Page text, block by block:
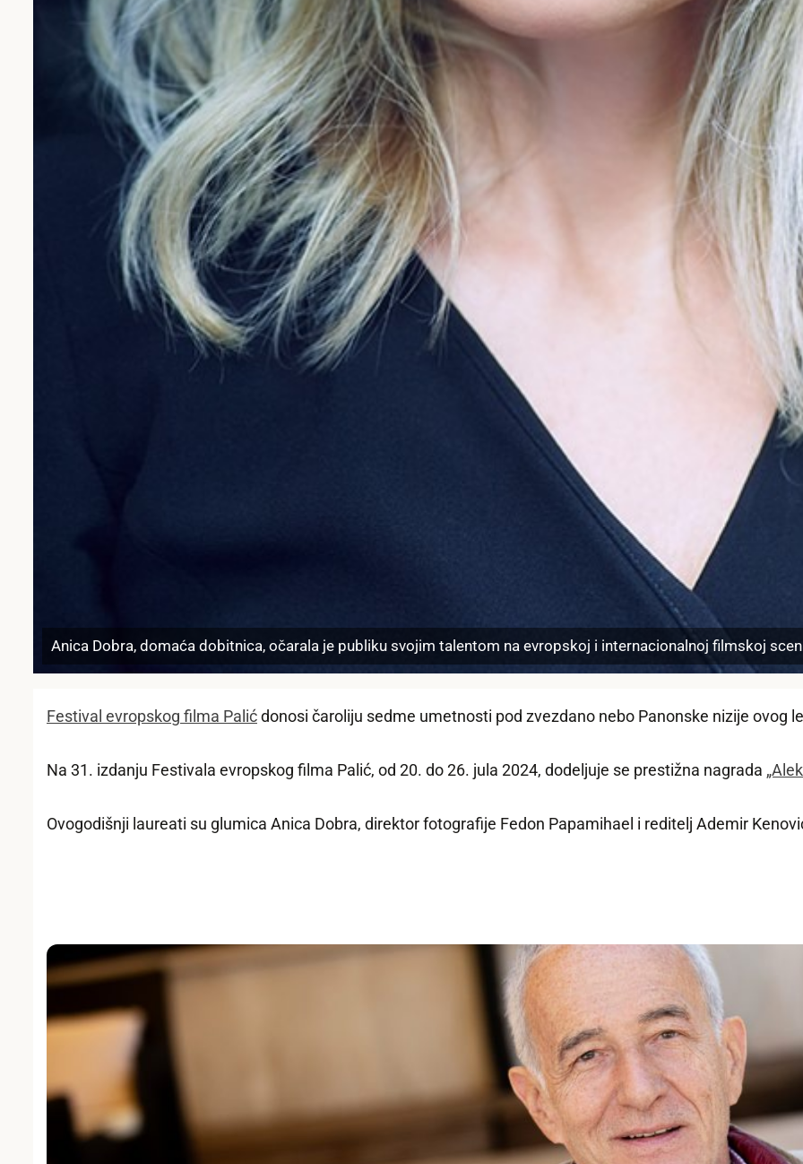
Anica Dobra, domaća dobitnica, očarala je publiku svojim talentom na evropskoj i internacionalnoj filmskoj
Festival evropskog filma Palić donosi čaroliju sedme umetnosti pod zvezdano nebo Panonske nizije ovog
Na 31. izdanju Festivala evropskog filma Palić, od 20. do 26. jula 2024, dodeljuje se prestižna nagrada
Ovogodišnji laureati su glumica Anica Dobra, direktor fotografije Fedon Papamihael i reditelj Ademir